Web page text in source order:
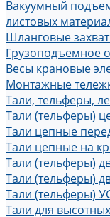
Вакуумный
листовых
Шланговые
Грузоподъемное
Весы крановые
Монтажные
Тали, тельферы,
Тали (тельферы)
Тали цепные
Тали цепные на
Тали (тельферы)
Тали (тельферы)
Тали (тельферы)
Тали для